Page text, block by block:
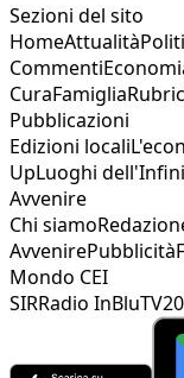
Sezioni del sito
HomeAttualità
Commenti
CuraFamiglia
Pubblicazioni
Edizioni locali
UpLuoghi
Avvenire
Chi siamo
AvvenirePubblicità
Mondo CEI
SIRRadio InBlu